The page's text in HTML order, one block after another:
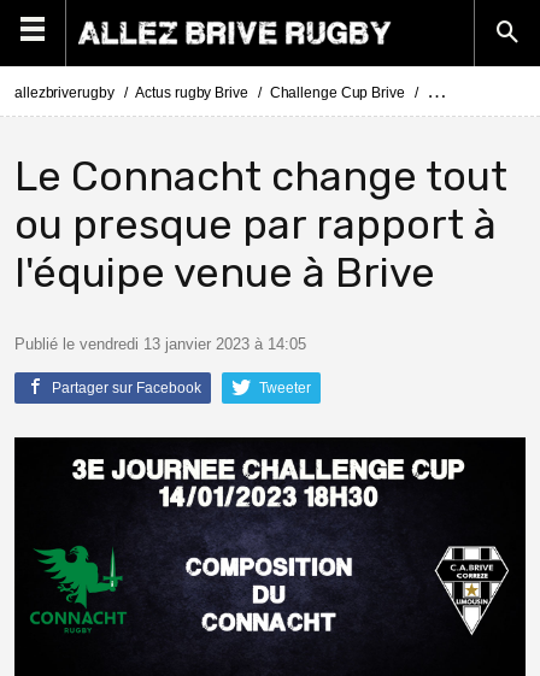
allezbriverugby Actus rugby Brive Challenge Cup Brive Challenge Cup
Le Connacht change tout
ou presque par rapport à
l'équipe venue à Brive
Publié le vendredi 13 janvier 2023 à 14:05
Partager sur Facebook Tweeter